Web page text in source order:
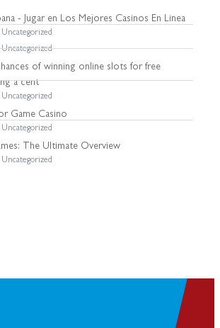
- Jugar en Los Mejores Casinos En Linea
Uncategorized
Uncategorized
of winning online slots for free
a cent
Uncategorized
Game Casino
Uncategorized
The Ultimate Overview
Uncategorized